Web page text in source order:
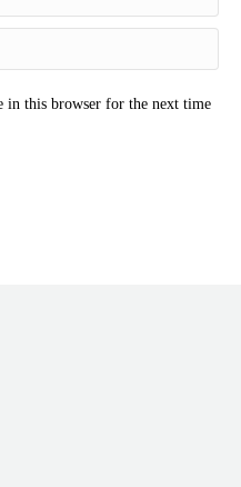
in this browser for the next time